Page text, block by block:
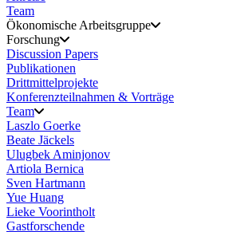
Team
Ökonomische Arbeitsgruppe
Forschung
Discussion Papers
Publikationen
Drittmittelprojekte
Konferenzteilnahmen & Vorträge
Team
Laszlo Goerke
Beate Jäckels
Ulugbek Aminjonov
Artiola Bernica
Sven Hartmann
Yue Huang
Lieke Voorintholt
Gastforschende